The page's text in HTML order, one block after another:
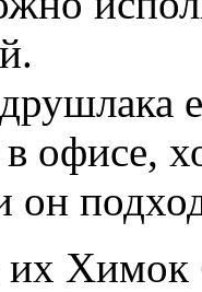
офисе,
он
Химок